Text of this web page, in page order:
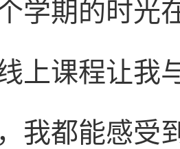
学期的时光
上课程让我
我都能感受